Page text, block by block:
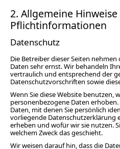
2. Allgemeine
Pflichtinformationen
Datenschutz
Die Betreiber dieser Seiten
Daten sehr ernst. Wir behandeln
vertraulich und entsprechend der
Datenschutzvorschriften sowie
Wenn Sie diese Website benutzen,
personenbezogene Daten
Daten, mit denen Sie persönlich
vorliegende Datenschutzerklärung
erheben und wofür wir sie nutzen.
welchem Zweck das geschieht.
Wir weisen darauf hin, dass die